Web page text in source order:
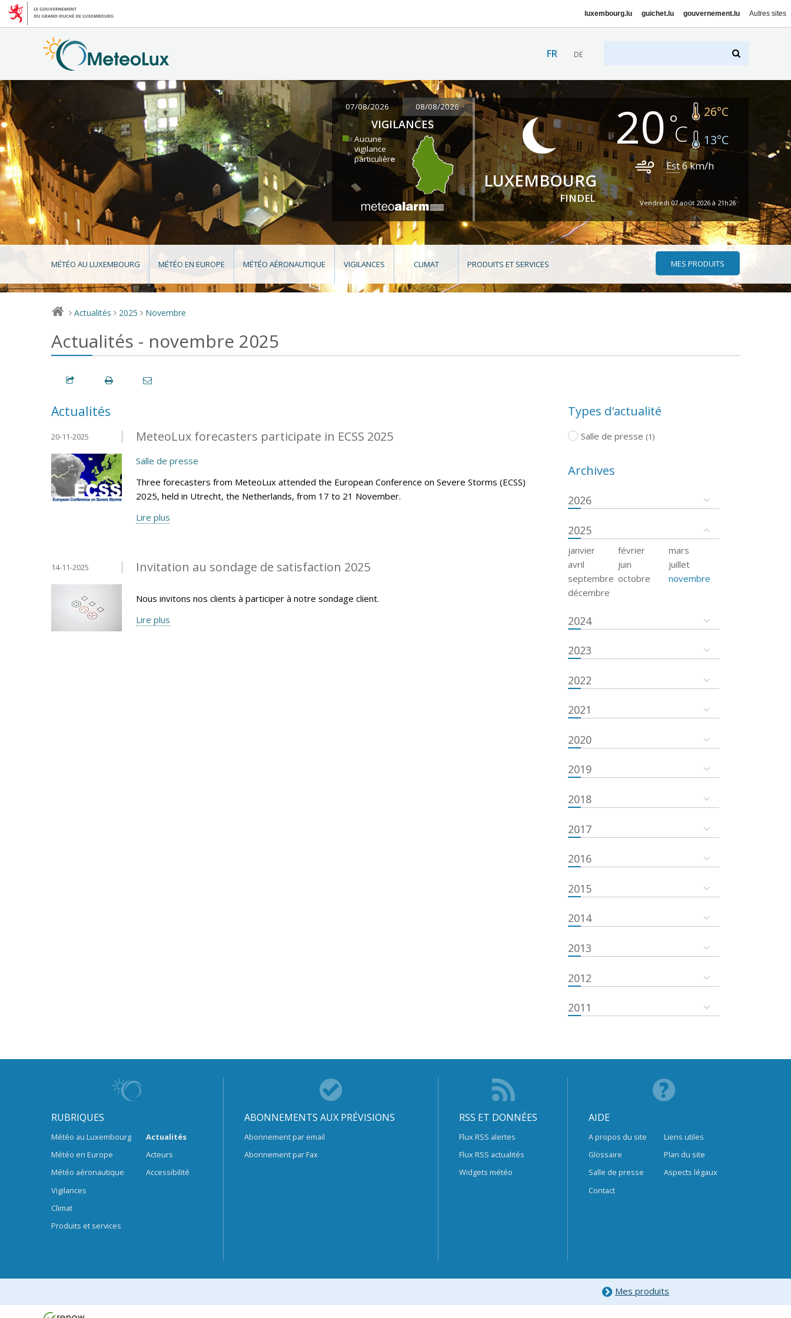
luxembourg.lu guichet.lu gouvernement.lu Autres sites
FR DE
07/08/2026 08/08/2026
VIGILANCES
Aucune
vigilance
particulière
LUXEMBOURG
FINDEL
20 26°C
13°C
Est6km/h
Vendredi 07 août 2026 à 21h26
MÉTÉO AU LUXEMBOURG MÉTÉO EN EUROPE MÉTÉO AÉRONAUTIQUE VIGILANCES CLIMAT PRODUITS ET SERVICES MES PRODUITS
> Actualités > 2025 > Novembre
Actualités - novembre 2025
Actualités
MeteoLux forecasters participate in ECSS 2025
20-11-2025
Salle de presse
Three forecasters from MeteoLux attended the European Conference on Severe Storms (ECSS)
2025, held in Utrecht, the Netherlands, from 17 to 21 November.
Lire plus
Invitation au sondage de satisfaction 2025
14-11-2025
Nous invitons nos clients à participer à notre sondage client.
Lire plus
Types d'actualité
Salle de presse (1)
Archives
2026
2025
janvier février
mars
avril
juin
juillet
septembre octobre
novembre
décembre
2024
2023
2022
2021
2020
2019
2018
2017
2016
2015
2014
2013
2012
2011
RUBRIQUES
Météo au Luxembourg
Météo en Europe
Météo aéronautique
Vigilances
Climat
Produits et services
Actualités
Acteurs
Accessibilité
ABONNEMENTS AUX PRÉVISIONS
Abonnement par email
Abonnement par Fax
RSS ET DONNÉES
Flux RSS alertes
Flux RSS actualités
Widgets météo
AIDE
A propos du site
Glossaire
Salle de presse
Contact
Liens utiles
Plan du site
Aspects légaux
Mes produits